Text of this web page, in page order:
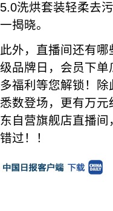
5.0洗烘套装轻柔去
一揭晓。
此外，直播间还有
级品牌日，会员下
多福利等您解锁！
悉数登场，更有万
东自营旗舰店直播
错过！！